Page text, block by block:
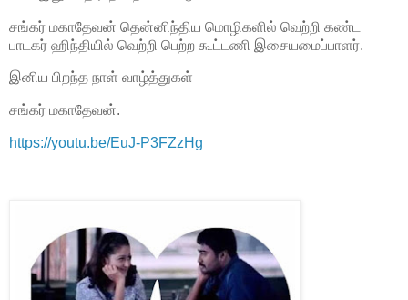
சங்கர் மகாதேவன் தென்னிந்திய மொழிகளில் வெற்றி கண்ட
பாடகர் ஹிந்தியில் வெற்றி பெற்ற கூட்டணி இசையமைப்பாளர்.
இனிய பிறந்த நாள் வாழ்த்துகள்
சங்கர் மகாதேவன்.
https://youtu.be/EuJ-P3FZzHg